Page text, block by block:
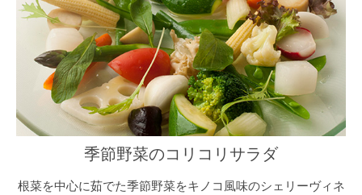
季節野菜のコリコリサラダ
根菜を中心に茹でた季節野菜をキノコ風味のシェリーヴィネ